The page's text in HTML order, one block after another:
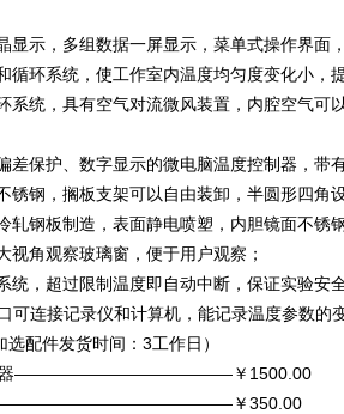
显示，多组数据一屏显示，菜单式操作界面
循环系统，使工作室内温度均匀度变化小，
系统，具有空气对流微风装置，内腔空气
差保护、数字显示的微电脑温度控制器，带
锈钢，搁板支架可以自由装卸，半圆形四角
轧钢板制造，表面静电喷塑，内胆镜面不锈
视角观察玻璃窗，便于用户观察；
统，超过限制温度即自动中断，保证实验安
可连接记录仪和计算机，能记录温度参数的
选配件发货时间：3工作日）
制器—————————————￥1500.00
器——————————————￥350.00